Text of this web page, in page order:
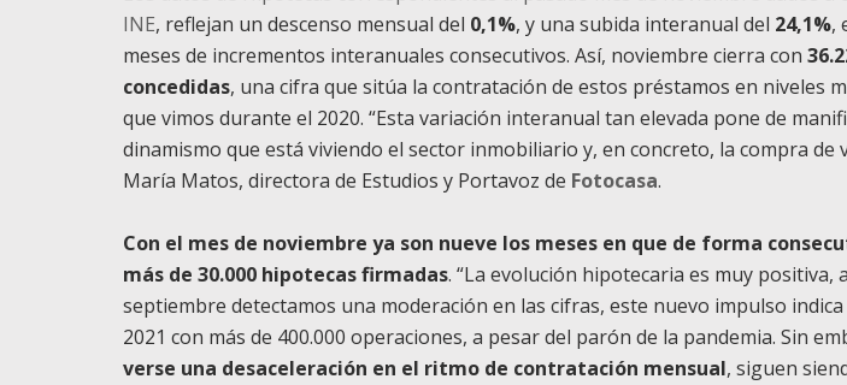
INE, reflejan un descenso mensual del 0,1%, y una subida interanual del 24,1%,
meses de incrementos interanuales consecutivos. Así, noviembre cierra con
concedidas, una cifra que sitúa la contratación de estos préstamos en niveles
que vimos durante el 2020. “Esta variación interanual tan elevada pone de
dinamismo que está viviendo el sector inmobiliario y, en concreto, la compra de
María Matos, directora de Estudios y Portavoz de Fotocasa.
Con el mes de noviembre ya son nueve los meses en que de forma
más de 30.000 hipotecas firmadas. “La evolución hipotecaria es muy positiva,
septiembre detectamos una moderación en las cifras, este nuevo impulso
2021 con más de 400.000 operaciones, a pesar del parón de la pandemia. Sin
verse una desaceleración en el ritmo de contratación mensual, siguen